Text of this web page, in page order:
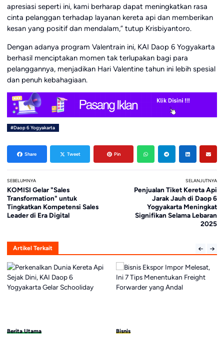
apresiasi seperti ini, kami berharap dapat meningkatkan rasa
cinta pelanggan terhadap layanan kereta api dan memberikan
kesan yang positif dan mendalam,” tutup Krisbiyantoro.
Dengan adanya program Valentrain ini, KAI Daop 6 Yogyakarta
berhasil menciptakan momen tak terlupakan bagi para
pelanggannya, menjadikan Hari Valentine tahun ini lebih spesial
dan penuh kebahagiaan.
#Daop 6 Yogyakarta
Share Tweet Pin
SEBELUMNYA
KOMISI Gelar "Sales
Transformation" untuk
Tingkatkan Kompetensi Sales
Leader di Era Digital
SELANJUTNYA
Penjualan Tiket Kereta Api
Jarak Jauh di Daop 6
Yogyakarta Meningkat
Signifikan Selama Lebaran
2025
Artikel Terkait
Berita Utama
Bisnis